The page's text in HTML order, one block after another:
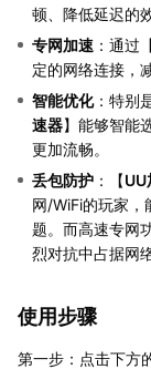
顿、降低延迟的
专网加速 ：通过
定的网络连接，
智能优化：特别
速器】能够智能
更加流畅。
丢包防护 ：【UU
网/WiFi的玩家，
题。而高速专网
烈对抗中占据网
使用步骤
第一步：点击下方